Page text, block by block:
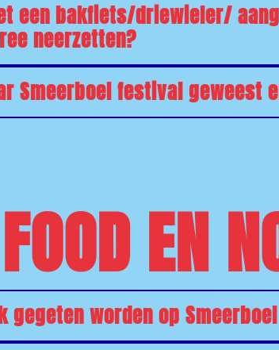
een bakfiets/driewieler/
neerzetten?
Smeerboel festival geweest
FOOD EN
gegeten worden op